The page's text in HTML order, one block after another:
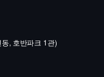
, 호반파크 1관)